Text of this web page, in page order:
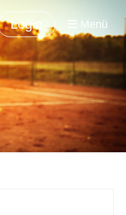
Login Menü